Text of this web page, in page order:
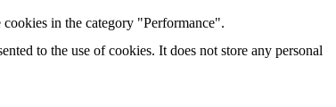
in the category "Performance".
to the use of cookies. It does not store any personal